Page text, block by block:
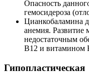
Опасность
гемосидероза
Цианкобаламина
анемия. Развитие
недостаточным
В12 и витамином
Гипопластическая